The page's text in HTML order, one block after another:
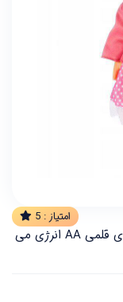
امتیاز : 5
این عروسک قابلیت راه رفتن دارد و با سه باتری قلمی AA انرژی می